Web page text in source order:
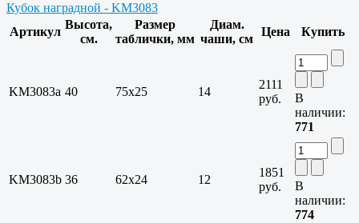
Кубок наградной - KM3083
Артикул
Высота,
см.
Размер
таблички, мм
Диам.
чаши, см
Цена Купить
KM3083a 40 75х25 14
2111
руб.
В
наличии:
771
KM3083b 36 62х24 12
1851
руб.
В
наличии:
774